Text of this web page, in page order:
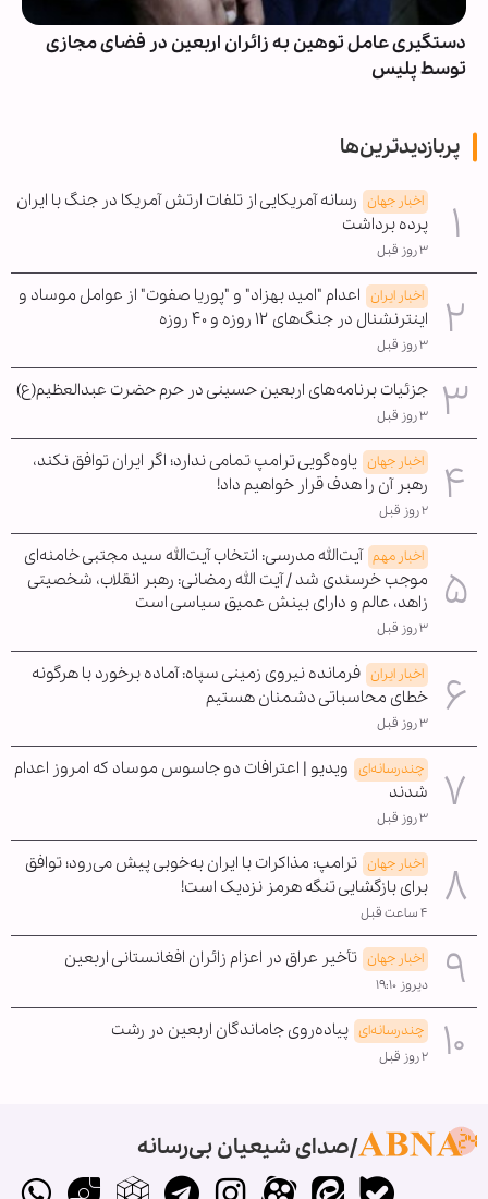
دستگیری عامل توهین به زائران اربعین در فضای مجازی
توسط پلیس
پربازدیدترین‌ها
اخبار جهان رسانه آمریکایی از تلفات ارتش آمریکا در جنگ با ایران
پرده برداشت
۳ روز قبل
اخبار ایران اعدام "امید بهزاد" و "پوریا صفوت" از عوامل موساد و
اینترنشنال در جنگ‌های ۱۲ روزه و ۴۰ روزه
۳ روز قبل
جزئیات برنامه‌های اربعین حسینی در حرم حضرت عبدالعظیم(ع)
۳ روز قبل
اخبار جهان یاوه‌گویی ترامپ تمامی ندارد؛ اگر ایران توافق نکند،
رهبر آن را هدف قرار خواهیم داد!
۲ روز قبل
اخبار مهم آیت‌الله مدرسی: انتخاب آیت‌الله سید مجتبی خامنه‌ای
موجب خرسندی شد / آیت الله رمضانی: رهبر انقلاب، شخصیتی
زاهد، عالم و دارای بینش عمیق سیاسی است
۳ روز قبل
اخبار ایران فرمانده نیروی زمینی سپاه: آماده برخورد با هرگونه
خطای محاسباتی دشمنان هستیم
۳ روز قبل
چندرسانه‌ای ویدیو | اعترافات دو جاسوس موساد که امروز اعدام
شدند
۳ روز قبل
اخبار جهان ترامپ: مذاکرات با ایران به‌خوبی پیش می‌رود؛ توافق
برای بازگشایی تنگه هرمز نزدیک است!
۴ ساعت قبل
اخبار جهان تأخیر عراق در اعزام زائران افغانستانی اربعین
دیروز ۱۹:۱۰
چندرسانه‌ای پیاده‌روی جاماندگان اربعین در رشت
۲ روز قبل
صدای شیعیان بی‌رسانه